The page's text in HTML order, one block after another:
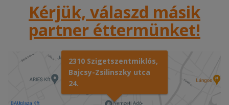
Kérjük, válaszd másik
partner éttermünket!
2310 Szigetszentmiklós,
Bajcsy-Zsilinszky utca
24.